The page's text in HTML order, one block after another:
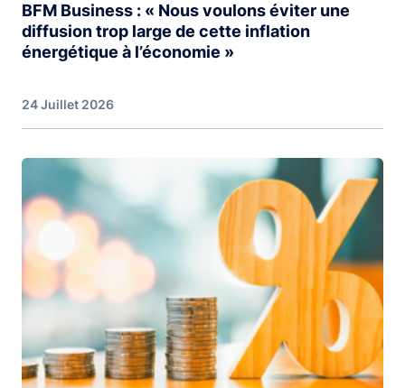
BFM Business : « Nous voulons éviter une
diffusion trop large de cette inflation
énergétique à l’économie »
24 Juillet 2026
Image